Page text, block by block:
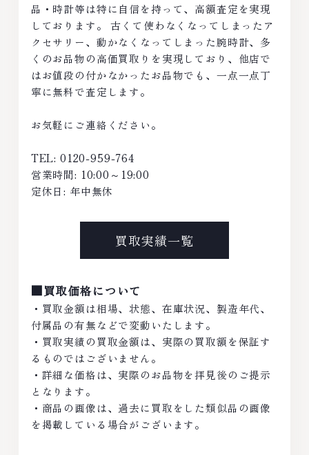
品・時計等は特に自信を持って、高額査定を実現
しております。 古くて使わなくなってしまったア
クセサリー、動かなくなってしまった腕時計、多
くのお品物の高価買取りを実現しており、他店で
はお値段の付かなかったお品物でも、一点一点丁
寧に無料で査定します。
お気軽にご連絡ください。
TEL: 0120-959-764
営業時間: 10:00～19:00
定休日: 年中無休
買取実績一覧
■買取価格について
・買取金額は相場、状態、在庫状況、製造年代、
付属品の有無などで変動いたします。
・買取実績の買取金額は、実際の買取額を保証す
るものではございません。
・詳細な価格は、実際のお品物を拝見後のご提示
となります。
・商品の画像は、過去に買取をした類似品の画像
を掲載している場合がございます。